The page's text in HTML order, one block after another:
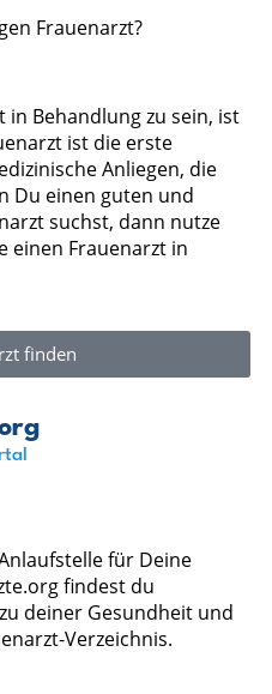
Frauenarzt?
in Behandlung zu sein, ist
ist die erste
Anliegen, die
Du einen guten und
suchst, dann nutze
einen Frauenarzt in
finden
für Deine
findest du
deiner Gesundheit und
Verzeichnis.